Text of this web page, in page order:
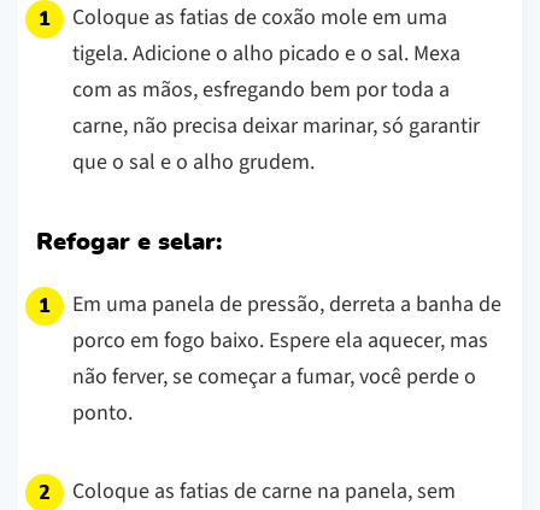
Coloque as fatias de coxão mole em uma
tigela. Adicione o alho picado e o sal. Mexa
com as mãos, esfregando bem por toda a
carne, não precisa deixar marinar, só garantir
que o sal e o alho grudem.
Refogar e selar:
Em uma panela de pressão, derreta a banha de
porco em fogo baixo. Espere ela aquecer, mas
não ferver, se começar a fumar, você perde o
ponto.
Coloque as fatias de carne na panela, sem